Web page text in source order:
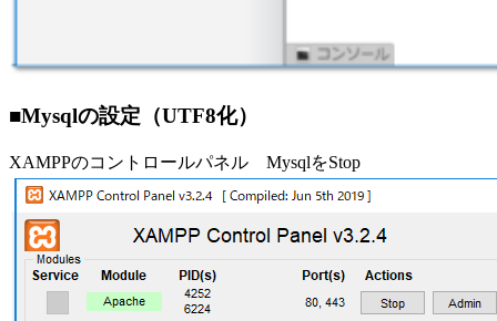
■Mysqlの設定（UTF8化）
XAMPPのコントロールパネル MysqlをStop